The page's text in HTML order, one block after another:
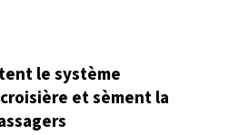
le système
et sèment la